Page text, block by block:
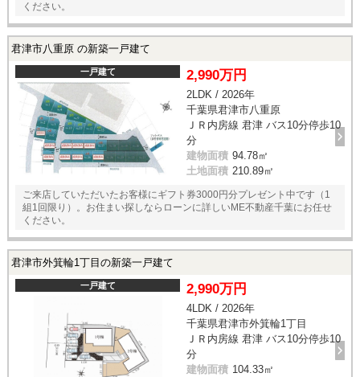
ください。
君津市八重原 の新築一戸建て
一戸建て 2,990万円
2LDK / 2026年
千葉県君津市八重原
ＪＲ内房線 君津 バス10分停歩10
分
建物面積 94.78㎡
土地面積 210.89㎡
ご来店していただいたお客様にギフト券3000円分プレゼント中です（1
組1回限り）。お住まい探しならローンに詳しいME不動産千葉にお任せ
ください。
君津市外箕輪1丁目の新築一戸建て
一戸建て 2,990万円
4LDK / 2026年
千葉県君津市外箕輪1丁目
ＪＲ内房線 君津 バス10分停歩10
分
建物面積 104.33㎡